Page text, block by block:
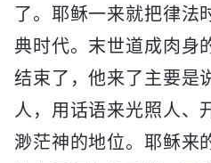
了。耶稣一来就把律法
典时代。末世道成肉身
结束了，他来了主要是
人，用话语来光照人、
渺茫神的地位。耶稣来